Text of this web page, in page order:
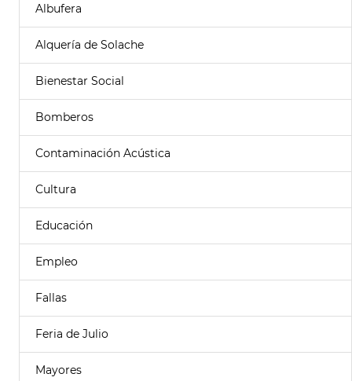
Albufera
Alquería de Solache
Bienestar Social
Bomberos
Contaminación Acústica
Cultura
Educación
Empleo
Fallas
Feria de Julio
Mayores